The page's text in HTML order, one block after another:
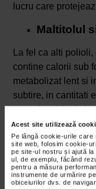
Acest site utilizează
Pe lângă cookie-urile
site web, folosim cookie-
pe site-ul nostru și ajută
ul, de exemplu, făcând
pentru a măsura
instrumente de urmărire
obiceiurilor dvs. de
lucru care
Maltitolul
La fel ca alti
contine calorii sub
metabolizat lent si
subtire, in cantitati
este absorbita in
continua drumul
de flora
solicita mai putin
glicemia mai
Cantitati